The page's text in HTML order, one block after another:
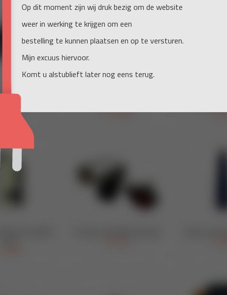
Op dit moment zijn wij druk bezig om de website
weer in werking te krijgen om een
bestelling te kunnen plaatsen en op te versturen.
Mijn excuus hiervoor.
Komt u alstublieft later nog eens terug.